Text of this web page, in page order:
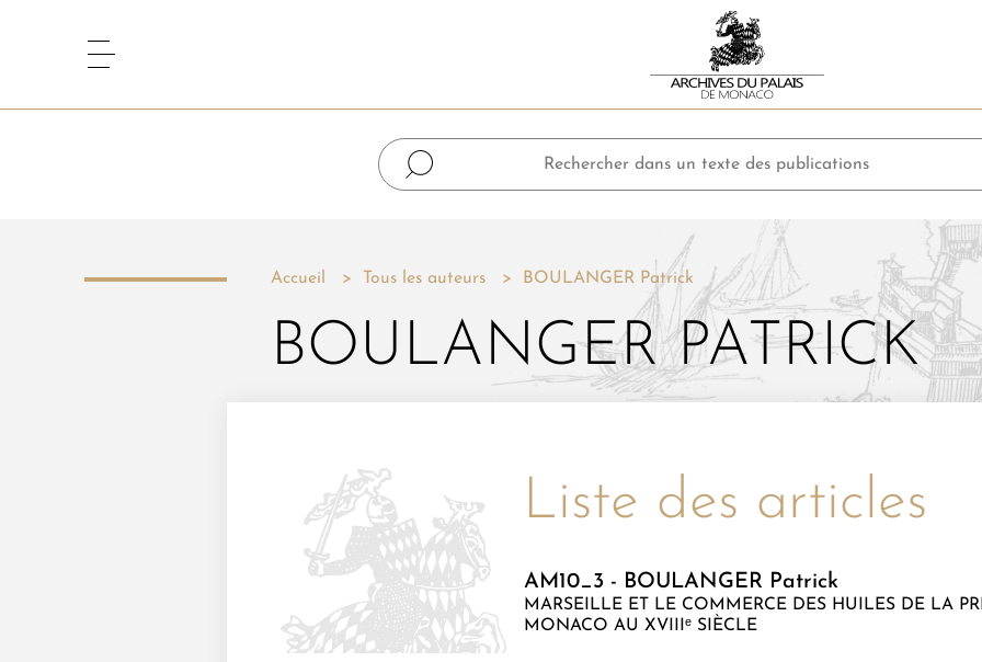
Accueil Tous les auteurs BOULANGER Patrick
BOULANGER PATRICK
Liste des articles
AM10_3 - BOULANGER Patrick
MARSEILLE ET LE COMMERCE DES HUILES DE LA
MONACO AU XVIIIᵉ SIÈCLE